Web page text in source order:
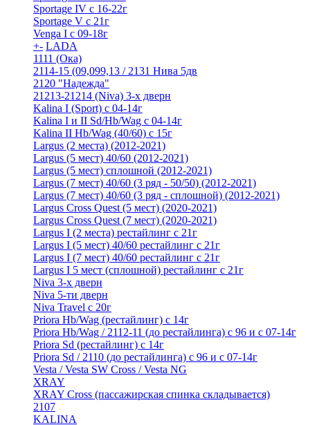
Sportage IV с 16-22г
Sportage V с 21г
Venga I c 09-18г
+- LADA
1111 (Ока)
2114-15 (09,099,13 / 2131 Нива 5дв
2120 "Надежда"
21213-21214 (Niva) 3-х дверн
Kalina I (Sport) с 04-14г
Kalina I и II Sd/Hb/Wag с 04-14г
Kalina II Hb/Wag (40/60) с 15г
Largus (2 места) (2012-2021)
Largus (5 мест) 40/60 (2012-2021)
Largus (5 мест) сплошной (2012-2021)
Largus (7 мест) 40/60 (3 ряд - 50/50) (2012-2021)
Largus (7 мест) 40/60 (3 ряд - сплошной) (2012-2021)
Largus Cross Quest (5 мест) (2020-2021)
Largus Cross Quest (7 мест) (2020-2021)
Largus I (2 места) рестайлинг с 21г
Largus I (5 мест) 40/60 рестайлинг с 21г
Largus I (7 мест) 40/60 рестайлинг с 21г
Largus I 5 мест (сплошной) рестайлинг с 21г
Niva 3-х дверн
Niva 5-ти дверн
Niva Travel с 20г
Priora Hb/Wag (рестайлинг) с 14г
Priora Hb/Wag / 2112-11 (до рестайлинга) с 96 и с 07-14г
Priora Sd (рестайлинг) c 14г
Priora Sd / 2110 (до рестайлинга) с 96 и с 07-14г
Vesta / Vesta SW Cross / Vesta NG
XRAY
XRAY Cross (пассажирская спинка складывается)
2107
KALINA